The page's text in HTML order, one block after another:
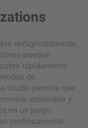
vertiginosamente,
puedan
rápidamente
de
Studio permite que
sostenible y
en un juego
continuamente.